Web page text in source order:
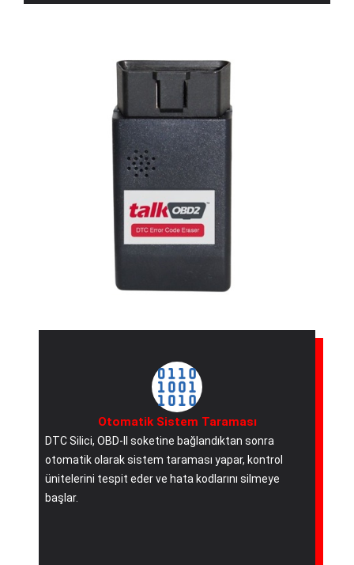
Otomatik Sistem Taraması
DTC Silici, OBD-II soketine bağlandıktan sonra
otomatik olarak sistem taraması yapar, kontrol
ünitelerini tespit eder ve hata kodlarını silmeye
başlar.